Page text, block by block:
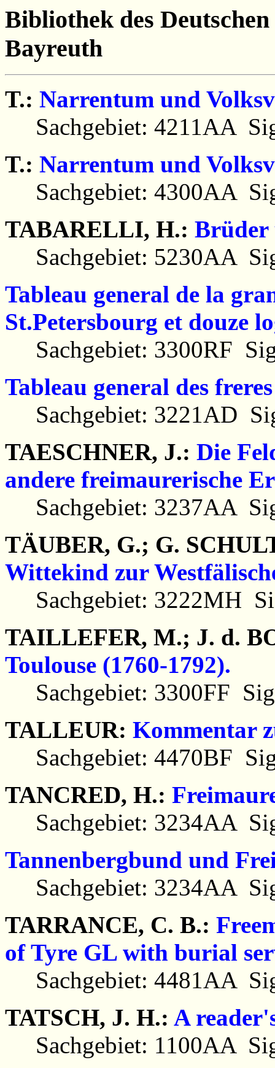
Bibliothek des
Bayreuth
T.: Narrentum und
Sachgebiet: 4211AA
T.: Narrentum und
Sachgebiet: 4300AA
TABARELLI, H.: Brüder
Sachgebiet: 5230AA
Tableau general de la
St.Petersbourg et douze
Sachgebiet: 3300RF
Tableau general des
Sachgebiet: 3221AD
TAESCHNER, J.: Die
andere freimaurerische
Sachgebiet: 3237AA
TÄUBER, G.; G.
Wittekind zur
Sachgebiet: 3222MH
TAILLEFER, M.; J. d.
Toulouse (1760-1792).
Sachgebiet: 3300FF
TALLEUR: Kommentar
Sachgebiet: 4470BF
TANCRED, H.:
Sachgebiet: 3234AA
Tannenbergbund und
Sachgebiet: 3234AA
TARRANCE, C. B.:
of Tyre GL with burial
Sachgebiet: 4481AA
TATSCH, J. H.: A
Sachgebiet: 1100AA